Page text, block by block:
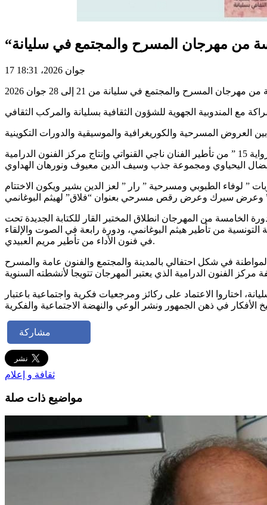
من مهرجان المسرح والمجتمع في سليانة
17 جوان 2026، 18:31
وتفتتح الدورة بالعمل المسرحي الجديد للفنان الأزهر الفرحاني” الموت ” يسبقه عرض موسيقي لمريم التارزي، يليه عرض مسرحية ” الرواية 15 ” من تأطير الفنان ناجي القنواتي وإنتاج مركز الفنون الدرامية
” لوفاء الطبوبي ومسرحية ” رار ” لعز الدين بشير ويكون الاختتام
الخامسة من المهرجان انطلاق المختبر القار للكتابة الجديدة تحت
من تأطير هيثم البوغانمي، ودورة رابعة في الصوت والإلقاء
في فنون الأداء من تأطير مريم العبيدي.
أن هذا المهرجان موجه للشباب والكهول وهو يسعى منذ تأسيسه سنة 2022 إلى تجذير معاني المواطنة في شكل احتفالي بالمدينة والمجتمع والفنون عامة والمسرح
اختاروا الاعتماد على ركائز ومرجعيات فكرية واجتماعية باعتبار
مشاركة
ثقافة و إعلام
مواضيع ذات صلة